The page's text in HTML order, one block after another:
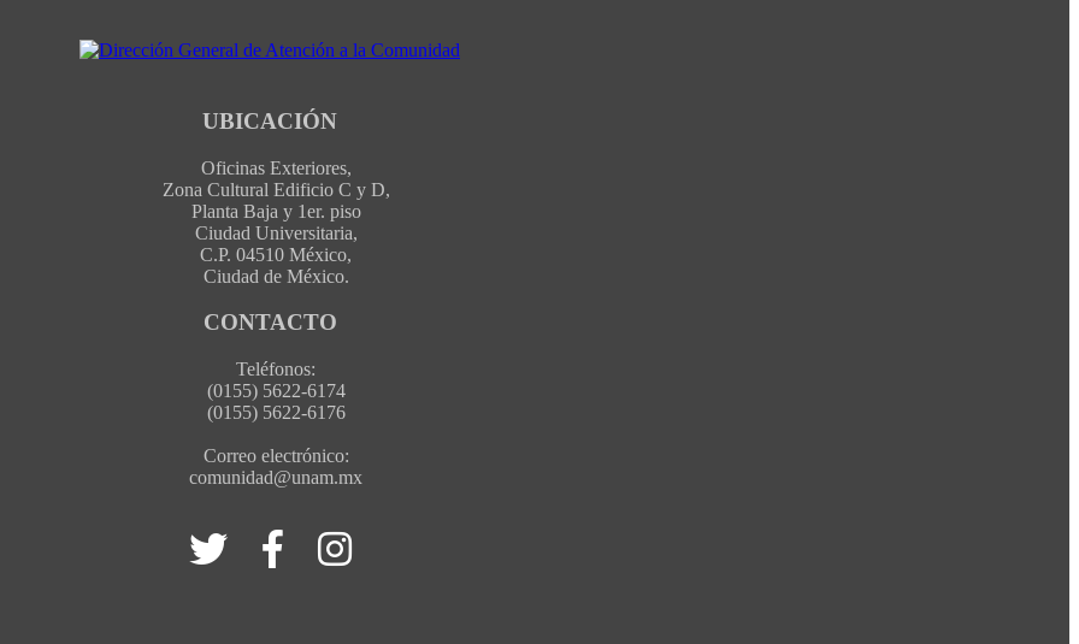
UBICACIÓN
Oficinas Exteriores,
Zona Cultural Edificio C y D,
Planta Baja y 1er. piso
Ciudad Universitaria,
C.P. 04510 México,
Ciudad de México.
CONTACTO
Teléfonos:
(0155) 5622-6174
(0155) 5622-6176
Correo electrónico:
comunidad@unam.mx